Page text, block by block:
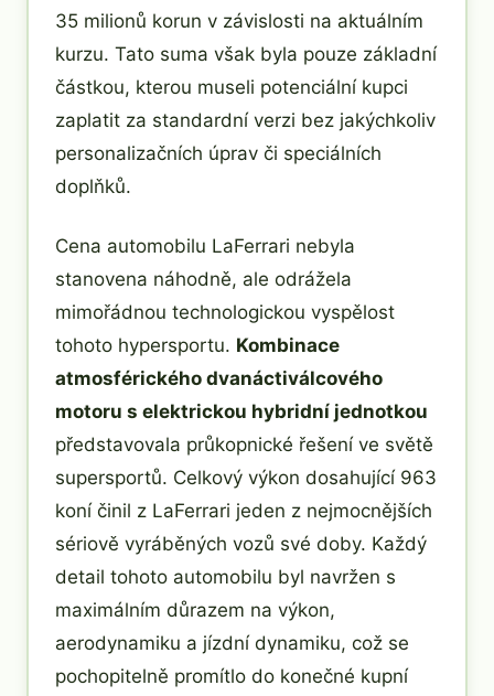
35 milionů korun v závislosti na aktuálním
kurzu. Tato suma však byla pouze základní
částkou, kterou museli potenciální kupci
zaplatit za standardní verzi bez jakýchkoliv
personalizačních úprav či speciálních
doplňků.
Cena automobilu LaFerrari nebyla
stanovena náhodně, ale odrážela
mimořádnou technologickou vyspělost
tohoto hypersportu. Kombinace
atmosférického dvanáctiválcového
motoru s elektrickou hybridní jednotkou
představovala průkopnické řešení ve světě
supersportů. Celkový výkon dosahující 963
koní činil z LaFerrari jeden z nejmocnějších
sériově vyráběných vozů své doby. Každý
detail tohoto automobilu byl navržen s
maximálním důrazem na výkon,
aerodynamiku a jízdní dynamiku, což se
pochopitelně promítlo do konečné kupní